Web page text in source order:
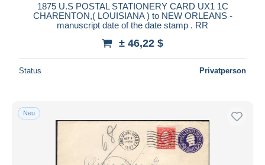
1875 U.S POSTAL STATIONERY CARD UX1 1C
CHARENTON,( LOUISIANA ) to NEW ORLEANS -
manuscript date of the date stamp . RR
± 46,22 $
Status Privatperson
Neu